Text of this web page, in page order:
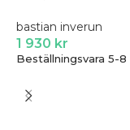
bastian inverun
1 930 kr
Beställningsvara 5-8